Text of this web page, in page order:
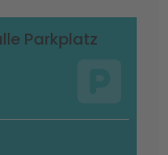
Parkplatz